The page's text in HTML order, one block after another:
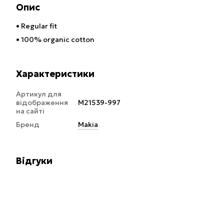
Опис
• Regular fit
• 100% organic cotton
Характеристики
Артикул для
відображення
на сайті
M21539-997
Бренд Makia
Відгуки